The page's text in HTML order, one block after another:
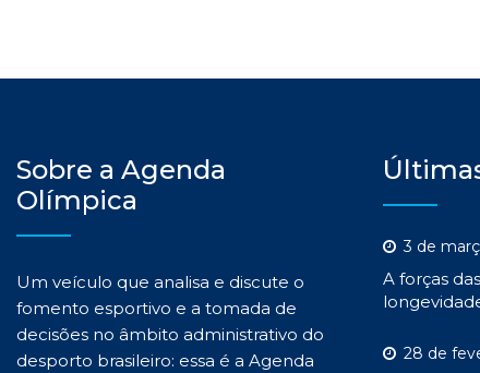
Sobre a Agenda
Olímpica
Um veículo que analisa e discute o
fomento esportivo e a tomada de
decisões no âmbito administrativo do
desporto brasileiro: essa é a Agenda
3 de
A forças
28 de